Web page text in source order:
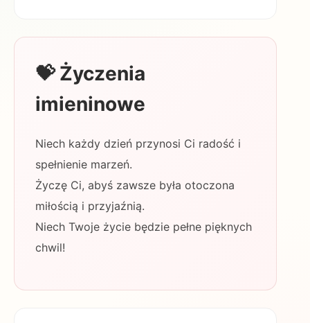
💝 Życzenia
imieninowe
Niech każdy dzień przynosi Ci radość i
spełnienie marzeń.
Życzę Ci, abyś zawsze była otoczona
miłością i przyjaźnią.
Niech Twoje życie będzie pełne pięknych
chwil!